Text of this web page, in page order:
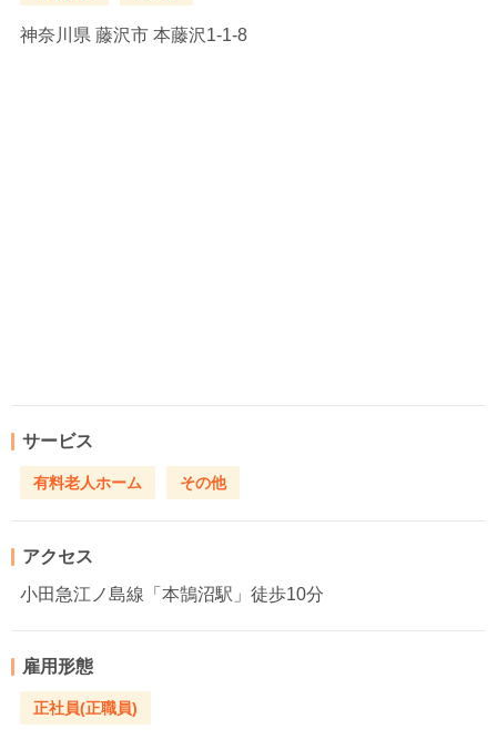
神奈川県 藤沢市 本藤沢1-1-8
サービス
有料老人ホーム その他
アクセス
小田急江ノ島線「本鵠沼駅」徒歩10分
雇用形態
正社員(正職員)